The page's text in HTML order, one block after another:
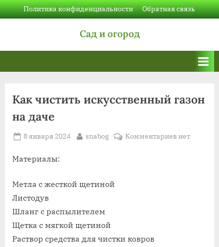
Skip
to
Политика конфиденциальности Обратная связь
Сад и огород
Как чистить искусственный газон
на даче
Posted
8 января 2024 By
snabog Комментариевкнет
Материалы:
Метла с жесткой щетиной
Листодув
Шланг с распылителем
Щетка с мягкой щетиной
Раствор средства для чистки ковров